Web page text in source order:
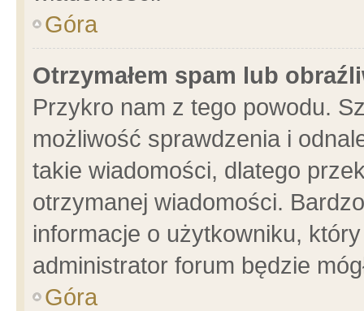
Góra
Otrzymałem spam lub
Przykro nam z tego powodu.
możliwość sprawdzenia i
takie wiadomości, dlatego
otrzymanej wiadomości.
informacje o użytkowniku,
administrator forum będzie
Góra